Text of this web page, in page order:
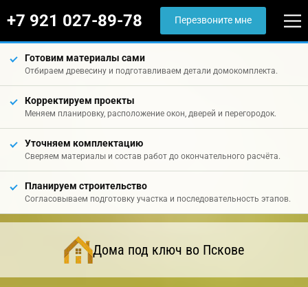
+7 921 027-89-78 Перезвоните мне
Готовим материалы сами
Отбираем древесину и подготавливаем детали домокомплекта.
Корректируем проекты
Меняем планировку, расположение окон, дверей и перегородок.
Уточняем комплектацию
Сверяем материалы и состав работ до окончательного расчёта.
Планируем строительство
Согласовываем подготовку участка и последовательность этапов.
Дома под ключ во Пскове